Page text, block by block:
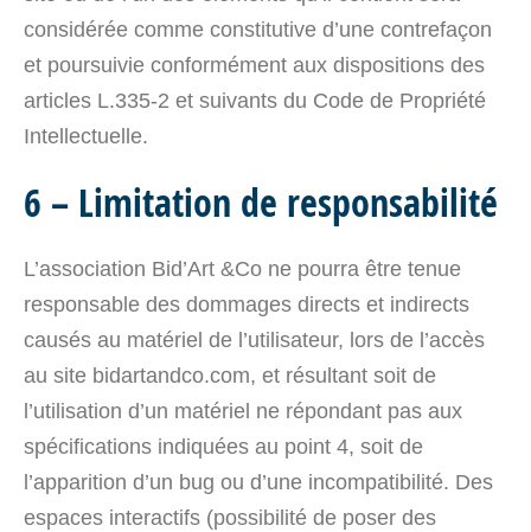
considérée comme constitutive d’une contrefaçon
et poursuivie conformément aux dispositions des
articles L.335-2 et suivants du Code de Propriété
Intellectuelle.
6 – Limitation de responsabilité
L’association Bid’Art &Co ne pourra être tenue
responsable des dommages directs et indirects
causés au matériel de l’utilisateur, lors de l’accès
au site bidartandco.com, et résultant soit de
l’utilisation d’un matériel ne répondant pas aux
spécifications indiquées au point 4, soit de
l’apparition d’un bug ou d’une incompatibilité. Des
espaces interactifs (possibilité de poser des